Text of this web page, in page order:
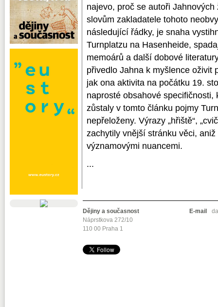
najevo, proč se autoři
slovům zakladatele tohoto
následující řádky, je snaha
Turnplatzu na Hasen­heide,
memoárů a další dobové
přivedlo Jahna k myšlence oživit
jak ona aktivita na počátku 19.
naprosté obsahové
zůstaly v tomto článku pojmy
nepřeloženy. Výrazy „hřiště“,
zachytily vnější stránku věci,
významovými nuancemi.
...
Dějiny a současnost
Náprstkova 272/10
110 00 Praha 1
E-mail